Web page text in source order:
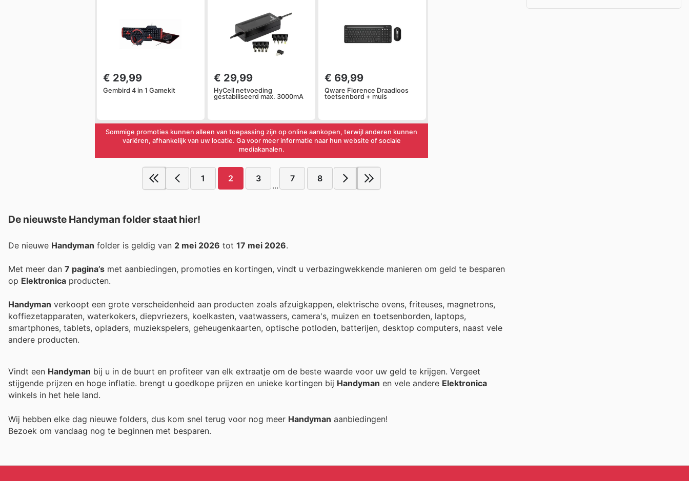
€ 29,99
Gembird 4 in 1 Gamekit
€ 29,99
HyCell netvoeding
gestabiliseerd max. 3000mA
€ 69,99
Qware Florence Draadloos
toetsenbord + muis
Sommige promoties kunnen alleen van toepassing zijn op online aankopen, terwijl anderen kunnen
variëren, afhankelijk van uw locatie. Ga voor meer informatie naar hun website of sociale
mediakanalen.
1 2 3
...
7 8
De nieuwste Handyman folder staat hier!
De nieuwe Handyman folder is geldig van 2 mei 2026 tot 17 mei 2026.
Met meer dan 7 pagina’s met aanbiedingen, promoties en kortingen, vindt u verbazingwekkende manieren om geld te besparen
op Elektronica producten.
Handyman verkoopt een grote verscheidenheid aan producten zoals afzuigkappen, elektrische ovens, friteuses, magnetrons,
koffiezetapparaten, waterkokers, diepvriezers, koelkasten, vaatwassers, camera's, muizen en toetsenborden, laptops,
smartphones, tablets, opladers, muziekspelers, geheugenkaarten, optische potloden, batterijen, desktop computers, naast vele
andere producten.
Vindt een Handyman bij u in de buurt en profiteer van elk extraatje om de beste waarde voor uw geld te krijgen. Vergeet
stijgende prijzen en hoge inflatie. brengt u goedkope prijzen en unieke kortingen bij Handyman en vele andere Elektronica
winkels in het hele land.
Wij hebben elke dag nieuwe folders, dus kom snel terug voor nog meer Handyman aanbiedingen!
Bezoek om vandaag nog te beginnen met besparen.